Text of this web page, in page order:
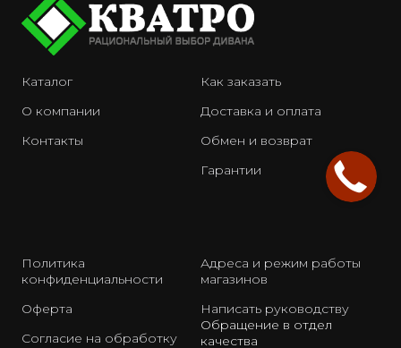
Каталог
О компании
Контакты
Как заказать
Доставка и оплата
Обмен и возврат
Гарантии
Политика
конфиденциальности
Оферта
Согласие на обработку
Адреса и режим работы
магазинов
Написать руководству
Обращение в отдел
качества